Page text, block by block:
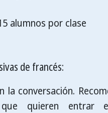
alumnos por clase
de francés:
la conversación.
quieren entrar